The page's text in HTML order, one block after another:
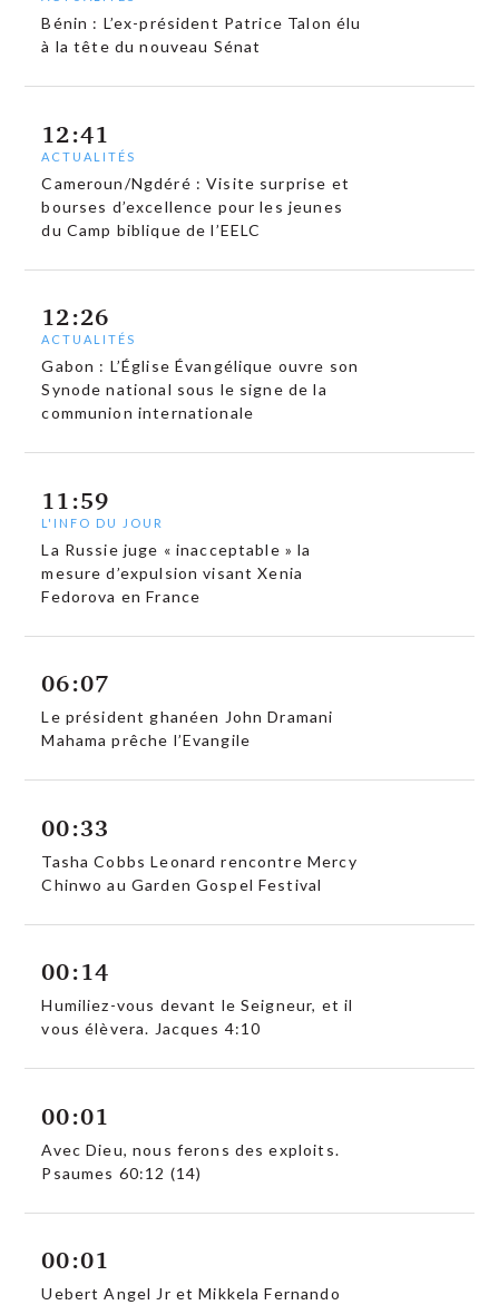
Bénin : L’ex-président Patrice Talon élu
à la tête du nouveau Sénat
12:41
ACTUALITÉS
Cameroun/Ngdéré : Visite surprise et
bourses d’excellence pour les jeunes
du Camp biblique de l’EELC
12:26
ACTUALITÉS
Gabon : L’Église Évangélique ouvre son
Synode national sous le signe de la
communion internationale
11:59
L'INFO DU JOUR
La Russie juge « inacceptable » la
mesure d’expulsion visant Xenia
Fedorova en France
06:07
Le président ghanéen John Dramani
Mahama prêche l’Evangile
00:33
Tasha Cobbs Leonard rencontre Mercy
Chinwo au Garden Gospel Festival
00:14
Humiliez-vous devant le Seigneur, et il
vous élèvera. Jacques 4:10
00:01
Avec Dieu, nous ferons des exploits.
Psaumes 60:12 (14)
00:01
Uebert Angel Jr et Mikkela Fernando